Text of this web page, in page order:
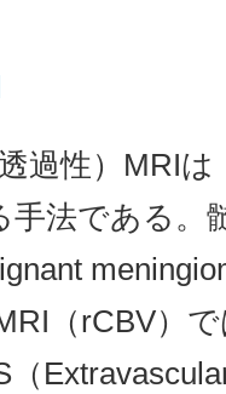
過性）MRI
手法である。
（rCBV）